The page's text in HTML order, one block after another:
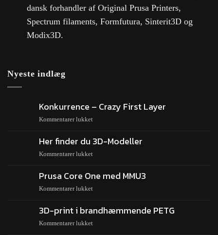
dansk forhandler af Original Prusa Printers,
Spectrum filaments, Formfutura, Sinterit3D og
Modix3D.
Nyeste indlæg
Konkurrence – Crazy First Layer
Kommentarer lukket
Her finder du 3D-Modeller
Kommentarer lukket
Prusa Core One med MMU3
Kommentarer lukket
3D-print i brandhæmmende PETG
Kommentarer lukket